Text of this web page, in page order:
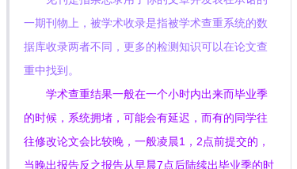
一期刊物上，被学术收录是指被学术查重系统的数
据库收录两者不同，更多的检测知识可以在论文查
重中找到。
学术查重结果一般在一个小时内出来而毕业季
的时候，系统拥堵，可能会有延迟，而有的同学往
往修改论文会比较晚，一般凌晨1，2点前提交的，
当晚出报告反之报告从早晨7点后陆续出毕业季的时